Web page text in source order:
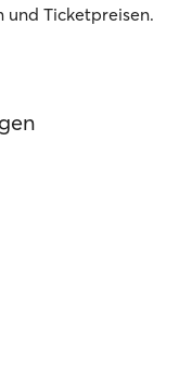
und Ticketpreisen.